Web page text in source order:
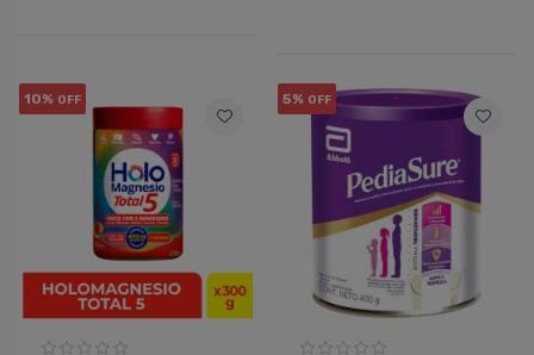
10% OFF 5% OFF